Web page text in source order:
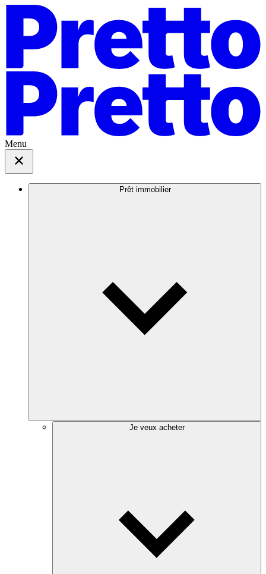
Menu
Prêt immobilier
Je veux acheter